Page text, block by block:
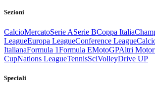
Sezioni
CalcioMercatoSerie ASerie BCoppa Italia
LeagueEuropa LeagueConference League
ItalianaFormula 1Formula EMotoGPAltri
CupNations LeagueTennisSciVolleyDrive UP
Speciali